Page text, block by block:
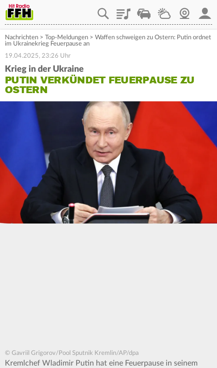
PlaylistStaupilotWetterWebcam
Nachrichten > Top-Meldungen > Waffen schweigen zu Ostern: Putin ordnet
im Ukrainekrieg Feuerpause an
19.04.2025, 23:26 Uhr
Krieg in der Ukraine
PUTIN VERKÜNDET FEUERPAUSE ZU
OSTERN
© Gavriil Grigorov/Pool Sputnik Kremlin/AP/dpa
Kremlchef Wladimir Putin hat eine Feuerpause in seinem